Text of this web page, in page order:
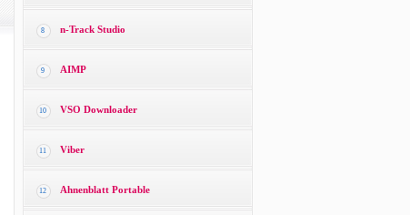
8 n-Track Studio
9 AIMP
10 VSO Downloader
11 Viber
12 Ahnenblatt Portable